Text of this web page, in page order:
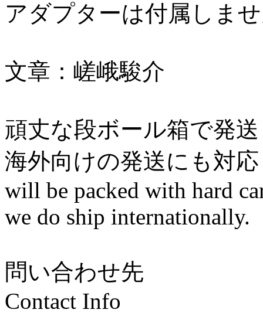
アダプターは付属しま
文章：嵯峨駿介
頑丈な段ボール箱で発
海外向けの発送にも対
will be packed with hard
we do ship internationally.
問い合わせ先
Contact Info